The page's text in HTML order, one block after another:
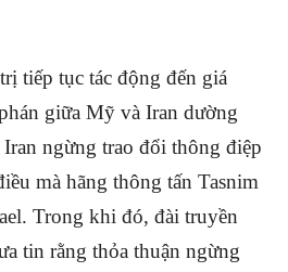
tiếp tục tác động đến giá
giữa Mỹ và Iran dường
Iran ngừng trao đổi thông điệp
mà hãng thông tấn Tasnim
Trong khi đó, đài truyền
tin rằng thỏa thuận ngừng